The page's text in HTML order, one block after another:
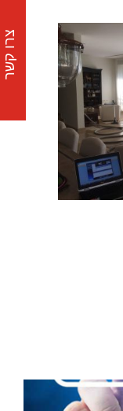
צרו קשר